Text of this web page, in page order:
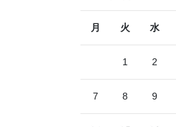
月 火 水
1 2
7 8 9